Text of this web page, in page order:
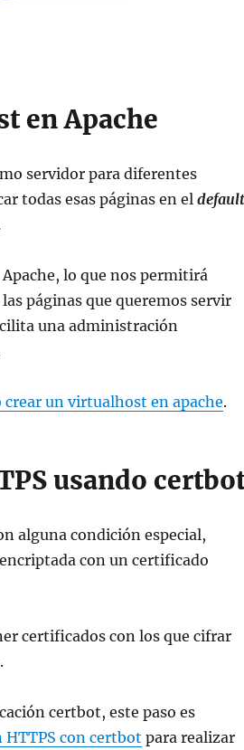
en Apache
servidor para diferentes
todas esas páginas en el default
lo que nos permitirá
páginas que queremos servir
una administración
un virtualhost en apache.
usando
alguna condición especial,
con un certificado
certificados con los que cifrar
certbot, este paso es
con certbot para realizar